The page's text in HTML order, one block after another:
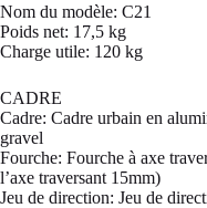
Nom du modèle: C21
Poids net: 17,5 kg
Charge utile: 120 kg
CADRE
Cadre: Cadre urbain en
gravel
Fourche: Fourche à axe
l’axe traversant 15mm)
Jeu de direction: Jeu de